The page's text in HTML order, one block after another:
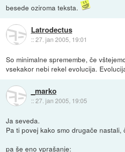
besede oziroma teksta.
Latrodectus
::27. jan 2005, 19:01
So minimalne spremembe, če
vsekakor nebi rekel evolucija.
_marko
::27. jan 2005, 19:05
Ja seveda.
Pa ti povej kako smo drugače nastali,
pa še eno vprašanje: